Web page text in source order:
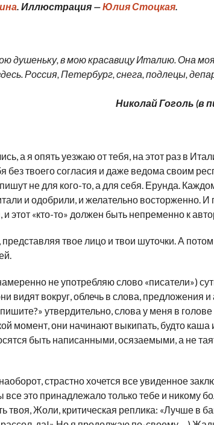
. Иллюстрация —Юлия Стоцкая.
душеньку, в мою красавицу Италию. Она
Россия, Петербург, снега, подлецы,
Николай Гоголь (в
а я опять уезжаю от тебя, на этот раз в
без твоего согласия и даже ведома своим
не для кого-то, а для себя. Ерунда.
и одобрили, и желательно восторженно.
этот «кто-то» должен быть непременно к
твое лицо и твои шуточки. А
не употребляю слово «писатели»)
видят вокруг, облечь в слова, предложения и
утвердительно, слова у меня в голове
момент, они начинают выкипать, будто каша
быть написанными, осязаемыми, а не
страстно хочется все увиденное
все это принадлежало только тебе и никому
твоя, Жоли, критическая реплика: «Лучше в